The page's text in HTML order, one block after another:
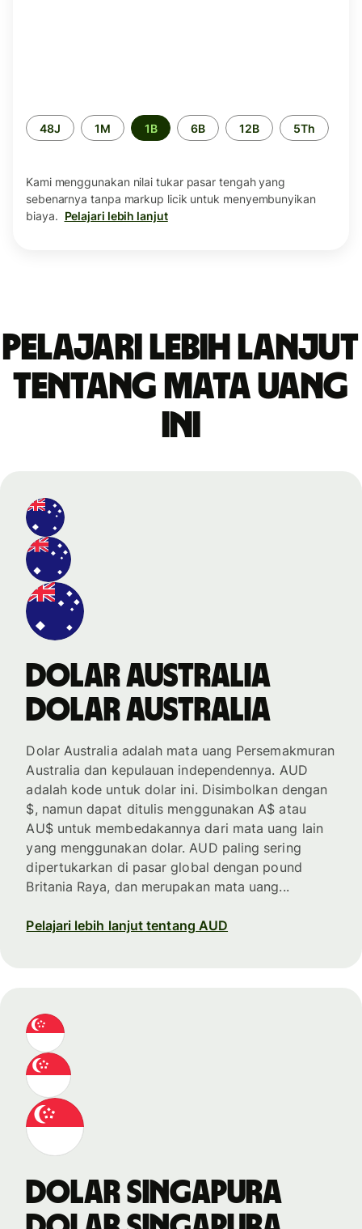
Periode
waktu
48J 1M 1B 6B 12B 5Th
Kami menggunakan nilai tukar pasar tengah yang
sebenarnya tanpa markup licik untuk menyembunyikan
biaya. Pelajari lebih lanjut
Pelajari lebih lanjut
tentang mata uang
ini
dolar Australia
dolar Australia
Dolar Australia adalah mata uang Persemakmuran
Australia dan kepulauan independennya. AUD
adalah kode untuk dolar ini. Disimbolkan dengan
$, namun dapat ditulis menggunakan A$ atau
AU$ untuk membedakannya dari mata uang lain
yang menggunakan dolar. AUD paling sering
dipertukarkan di pasar global dengan pound
Britania Raya, dan merupakan mata uang...
Pelajari lebih lanjut tentang AUD
dolar Singapura